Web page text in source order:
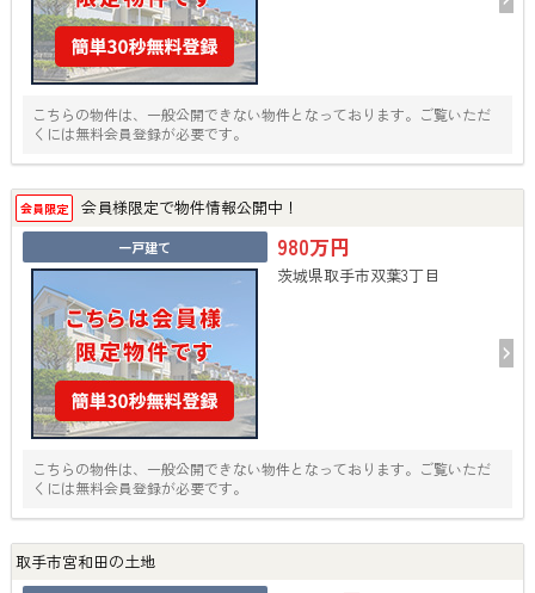
こちらの物件は、一般公開できない物件となっております。ご覧いただ
くには無料会員登録が必要です。
会員限定 会員様限定で物件情報公開中！
一戸建て 980万円
茨城県取手市双葉3丁目
こちらの物件は、一般公開できない物件となっております。ご覧いただ
くには無料会員登録が必要です。
取手市宮和田の土地